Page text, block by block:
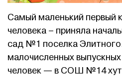
Самый маленький первый
человека – приняла
сад №1 поселка
малочисленных
человек — в СОШ №14